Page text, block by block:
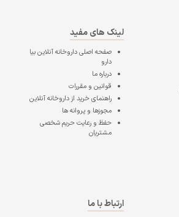
لینک های مفید
صفحه اصلیداروخانه آنلاین بیا
دارو
درباره ما
قوانین و مقررات
راهنمای خرید از داروخانه آنلاین
مجوزها و پروانه ها
حفظ و رعایت حریم شخصی
مشتریان
ارتباط با ما